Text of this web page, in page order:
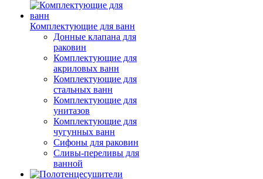
Комплектующие для ванн
Донные клапана для
раковин
Комплектующие для
акриловых ванн
Комплектующие для
стальных ванн
Комплектующие для
унитазов
Комплектующие для
чугунных ванн
Сифоны для раковин
Сливы-переливы для
ванной